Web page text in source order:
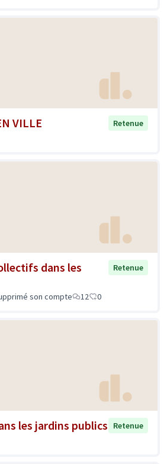
VILLE
Retenue
dans les
Retenue
son compte 12 0
les jardins publics
Retenue